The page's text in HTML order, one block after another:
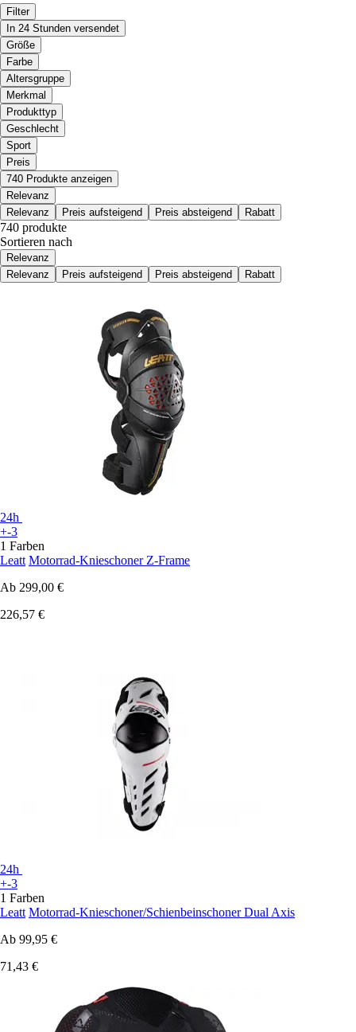
Filter
In 24 Stunden versendet
Größe
Farbe
Altersgruppe
Merkmal
Produkttyp
Geschlecht
Sport
Preis
740 Produkte anzeigen
Relevanz
Relevanz
Preis aufsteigend Preis absteigend Rabatt
740 produkte
Sortieren nach
Relevanz
Relevanz
Preis aufsteigend Preis absteigend Rabatt
24h
+-3
1 Farben
Leatt Motorrad-Knieschoner Z-Frame
Ab 299,00 €
226,57 €
24h
+-3
1 Farben
Leatt Motorrad-Knieschoner/Schienbeinschoner Dual Axis
Ab 99,95 €
71,43 €